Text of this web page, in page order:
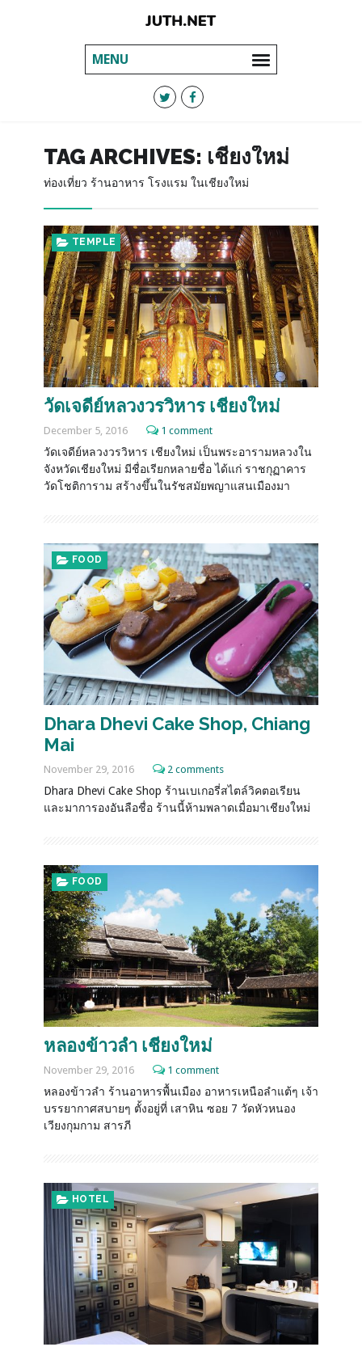
MENU
TAG ARCHIVES: เชียงใหม่
ท่องเที่ยว ร้านอาหาร โรงแรม ในเชียงใหม่
TEMPLE
วัดเจดีย์หลวงวรวิหาร เชียงใหม่
December 5, 2016 1 comment
วัดเจดีย์หลวงวรวิหาร เชียงใหม่ เป็นพระอารามหลวงใน
จังหวัดเชียงใหม่ มีชื่อเรียกหลายชื่อ ได้แก่ ราชกุฏาคาร
วัดโชติการาม สร้างขึ้นในรัชสมัยพญาแสนเมืองมา
FOOD
Dhara Dhevi Cake Shop, Chiang
Mai
November 29, 2016 2 comments
Dhara Dhevi Cake Shop ร้านเบเกอรี่สไตล์วิคตอเรียน
และมาการองอันลือชื่อ ร้านนี้ห้ามพลาดเมื่อมาเชียงใหม่
FOOD
หลองข้าวลำ เชียงใหม่
November 29, 2016 1 comment
หลองข้าวลำ ร้านอาหารพื้นเมือง อาหารเหนือลำแต้ๆ เจ้า
บรรยากาศสบายๆ ตั้งอยู่ที่ เสาหิน ซอย 7 วัดหัวหนอง
เวียงกุมกาม สารภี
HOTEL